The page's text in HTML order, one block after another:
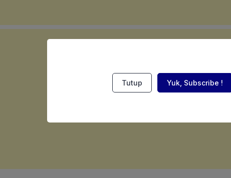
Tutup Yuk, Subscribe !